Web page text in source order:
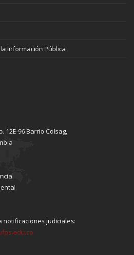
Información Pública
12E-96 Barrio Colsag,
notificaciones judiciales: